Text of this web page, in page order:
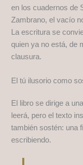
en los cuadernos de
Zambrano, el vacío
La escritura se
quien ya no está, de
clausura.
El tú ilusorio como
El libro se dirige a
leerá, pero el texto
también sostén: una
escribiendo.